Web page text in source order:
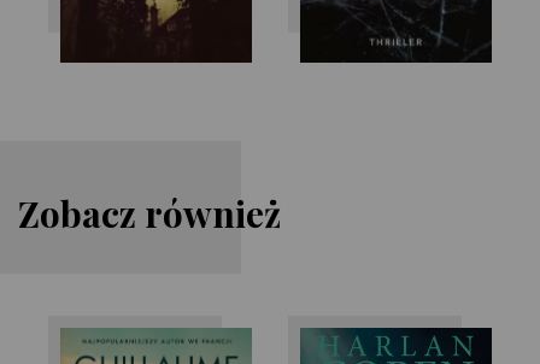
Zobacz również